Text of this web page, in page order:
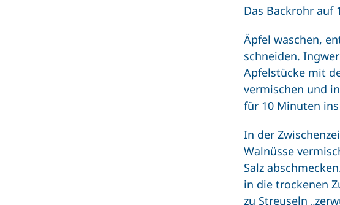
Das Backrohr auf
Äpfel waschen,
schneiden.
Apfelstücke mit
vermischen und
für 10 Minuten
In der
Walnüsse
Salz
in die trockenen
zu Streuseln